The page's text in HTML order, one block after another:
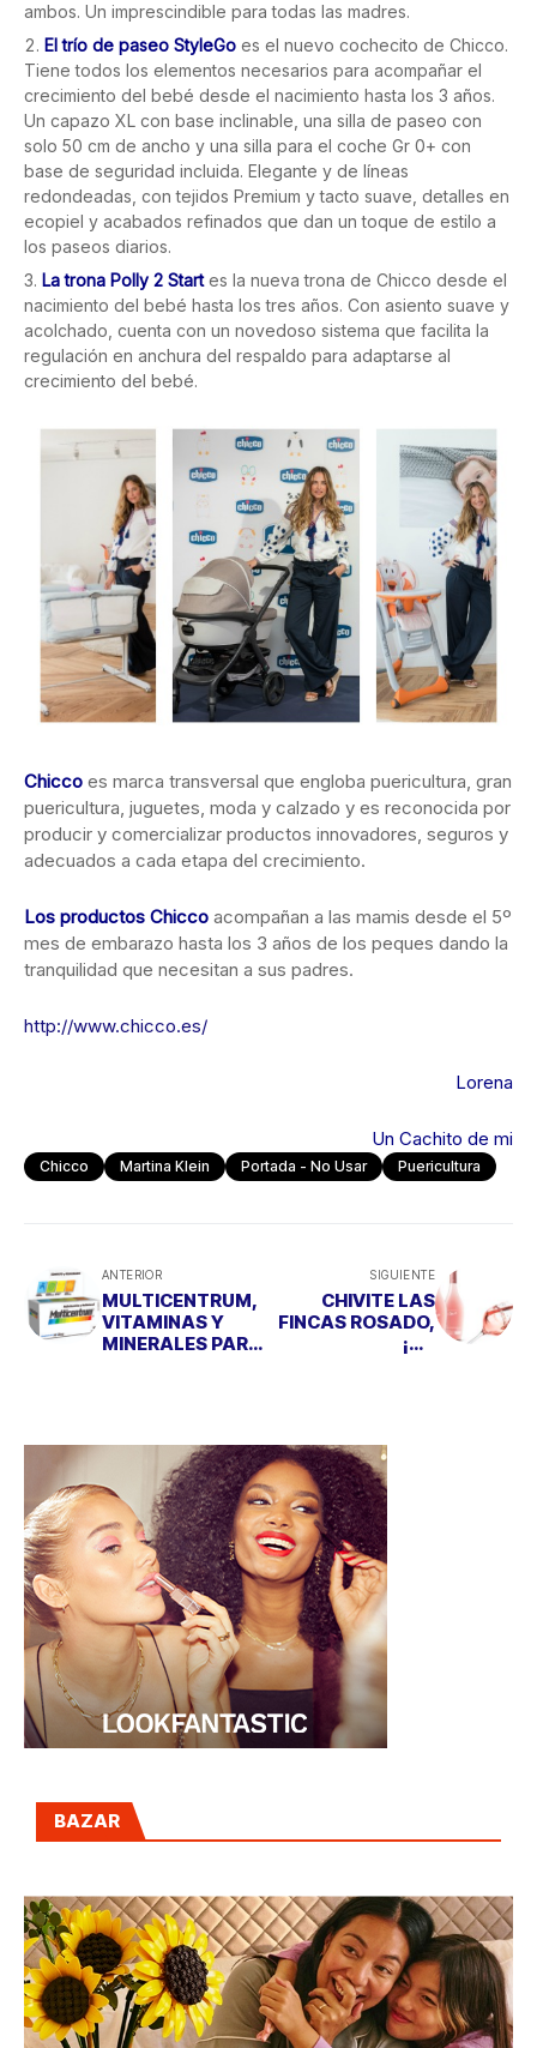
ambos. Un imprescindible para todas las madres.
El trío de paseo StyleGo es el nuevo cochecito de Chicco.
Tiene todos los elementos necesarios para acompañar el
crecimiento del bebé desde el nacimiento hasta los 3 años.
Un capazo XL con base inclinable, una silla de paseo con
solo 50 cm de ancho y una silla para el coche Gr 0+ con
base de seguridad incluida. Elegante y de líneas
redondeadas, con tejidos Premium y tacto suave, detalles en
ecopiel y acabados refinados que dan un toque de estilo a
los paseos diarios.
La trona Polly 2 Startes la nueva trona de Chicco desde el
nacimiento del bebé hasta los tres años. Con asiento suave y
acolchado, cuenta con un novedoso sistema que facilita la
regulación en anchura del respaldo para adaptarse al
crecimiento del bebé.
Chicco es marca transversal que engloba puericultura, gran
puericultura, juguetes, moda y calzado y es reconocida por
producir y comercializar productos innovadores, seguros y
adecuados a cada etapa del crecimiento.
Los productos Chicco acompañan a las mamis desde el 5º
mes de embarazo hasta los 3 años de los peques dando la
tranquilidad que necesitan a sus padres.
http://www.chicco.es/
Lorena
Un Cachito de mi
Chicco Martina Klein Portada - No Usar Puericultura
ANTERIOR
MULTICENTRUM,
VITAMINAS Y
MINERALES PARA
SIGUIENTE
CHIVITE LAS
FINCAS ROSADO,
¡UN
BAZAR